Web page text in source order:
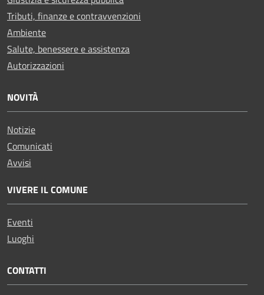
Tributi, finanze e contravvenzioni
Ambiente
Salute, benessere e assistenza
Autorizzazioni
NOVITÀ
Notizie
Comunicati
Avvisi
VIVERE IL COMUNE
Eventi
Luoghi
CONTATTI